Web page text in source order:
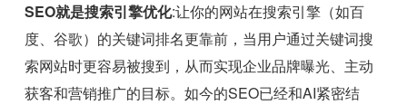
SEO就是搜索引擎优化:让你的网站在搜索引擎（如百
度、谷歌）的关键词排名更靠前，当用户通过关键词搜
索网站时更容易被搜到，从而实现企业品牌曝光、主动
获客和营销推广的目标。如今的SEO已经和AI紧密结